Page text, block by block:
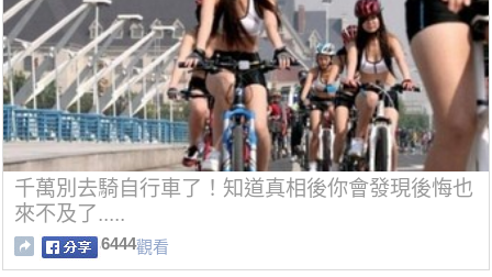
千萬別去騎自行車了！知道真相後你會發現後悔也
來不及了.....
6444觀看